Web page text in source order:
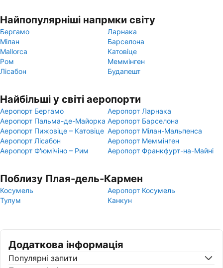
Найпопулярніші напрмки світу
Бергамо
Ларнака
Мілан
Барселона
Mallorca
Катовіце
Ром
Меммінген
Лісабон
Будапешт
Найбільші у світі аеропорти
Аеропорт Бергамо
Аеропорт Ларнака
Аеропорт Пальма-де-Майорка Аеропорт Барселона
Аеропорт Пижовіце – Катовіце Аеропорт Мілан-Мальпенса
Аеропорт Лісабон
Аеропорт Меммінген
Аеропорт Ф'юмічіно – Рим
Аеропорт Франкфурт-на-Майні
Поблизу Плая-дель-Кармен
Косумель
Аеропорт Косумель
Тулум
Канкун
Додаткова інформація
Популярні запити